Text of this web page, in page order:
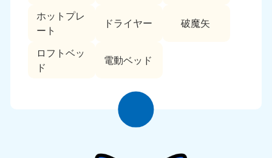
ホットプレ
ート
ドライヤー 破魔矢
ロフトベッ
ド
電動ベッド